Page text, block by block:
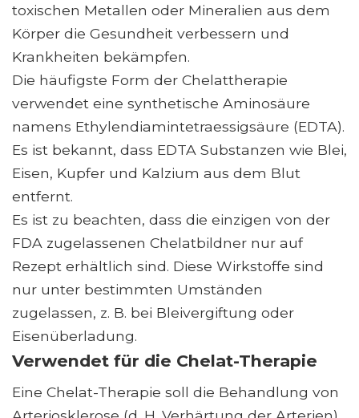
toxischen Metallen oder Mineralien aus dem
Körper die Gesundheit verbessern und
Krankheiten bekämpfen.
Die häufigste Form der Chelattherapie
verwendet eine synthetische Aminosäure
namens Ethylendiamintetraessigsäure (EDTA).
Es ist bekannt, dass EDTA Substanzen wie Blei,
Eisen, Kupfer und Kalzium aus dem Blut
entfernt.
Es ist zu beachten, dass die einzigen von der
FDA zugelassenen Chelatbildner nur auf
Rezept erhältlich sind. Diese Wirkstoffe sind
nur unter bestimmten Umständen
zugelassen, z. B. bei Bleivergiftung oder
Eisenüberladung.
Verwendet für die Chelat-Therapie
Eine Chelat-Therapie soll die Behandlung von